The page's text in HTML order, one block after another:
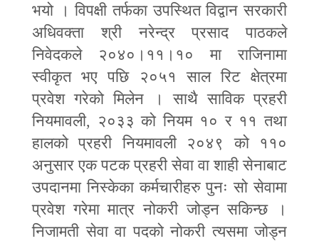
भयो । विपक्षी तर्फका उपस्थित विद्वान सरकारी
अधिवक्ता श्री नरेन्द्र प्रसाद पाठकले
निवेदकले २०४०।११।१० मा राजिनामा
स्वीकृत भए पछि २०५१ साल रिट क्षेत्रमा
प्रवेश गरेको मिलेन । साथै साविक प्रहरी
नियमावली, २०३३ को नियम १० र ११ तथा
हालको प्रहरी नियमावली २०४९ को ११०
अनुसार एक पटक प्रहरी सेवा वा शाही सेनाबाट
उपदानमा निस्केका कर्मचारीहरु पुनः सो सेवामा
प्रवेश गरेमा मात्र नोकरी जोड्न सकिन्छ ।
निजामती सेवा वा पदको नोकरी त्यसमा जोड्न